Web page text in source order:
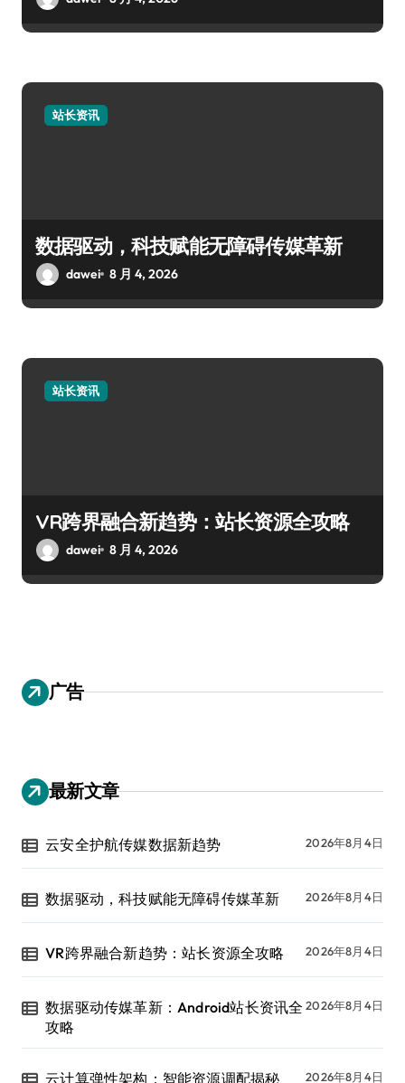
站长资讯
数据驱动，科技赋能无障碍传媒革新
dawei 8 月 4, 2026
站长资讯
VR跨界融合新趋势：站长资源全攻略
dawei 8 月 4, 2026
广告
最新文章
云安全护航传媒数据新趋势 2026年8月4日
数据驱动，科技赋能无障碍传媒革新 2026年8月4日
VR跨界融合新趋势：站长资源全攻略 2026年8月4日
数据驱动传媒革新：Android站长资讯全
攻略
2026年8月4日
云计算弹性架构：智能资源调配揭秘 2026年8月4日